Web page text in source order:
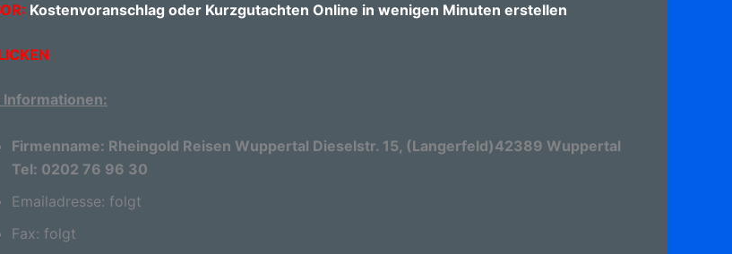
Kostenvoranschlag oder Kurzgutachten Online in wenigen Minuten erstellen
Informationen:
Firmenname: Rheingold Reisen Wuppertal Dieselstr. 15, (Langerfeld)42389 Wuppertal
Tel: 0202 76 96 30
Emailadresse: folgt
Fax: folgt